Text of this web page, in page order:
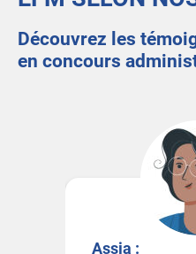
Découvrez les
en concours